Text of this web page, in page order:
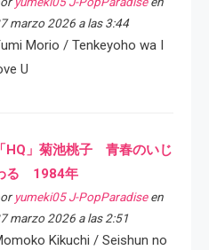
marzo 2026 a las 3:44
Morio / Tenkeyoho wa I
U
「HQ」菊池桃子 青春のいじ
る 1984年
yumeki05 J-PopParadiseen
marzo 2026 a las 2:51
Kikuchi / Seishun no